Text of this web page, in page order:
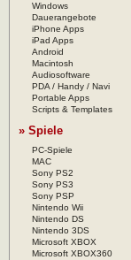
Windows
Dauerangebote
iPhone Apps
iPad Apps
Android
Macintosh
Audiosoftware
PDA / Handy / Navi
Portable Apps
Scripts & Templates
» Spiele
PC-Spiele
MAC
Sony PS2
Sony PS3
Sony PSP
Nintendo Wii
Nintendo DS
Nintendo 3DS
Microsoft XBOX
Microsoft XBOX360